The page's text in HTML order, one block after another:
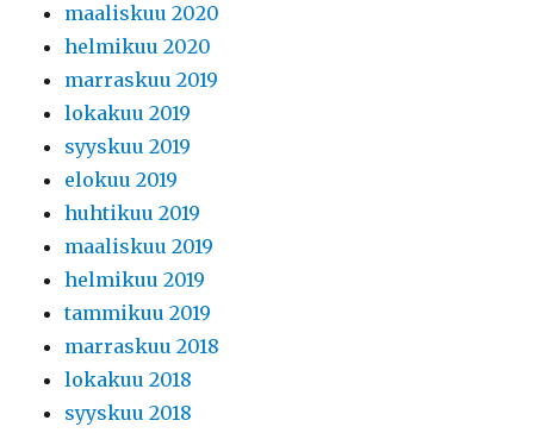
maaliskuu 2020
helmikuu 2020
marraskuu 2019
lokakuu 2019
syyskuu 2019
elokuu 2019
huhtikuu 2019
maaliskuu 2019
helmikuu 2019
tammikuu 2019
marraskuu 2018
lokakuu 2018
syyskuu 2018